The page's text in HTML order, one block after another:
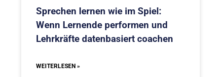
Sprechen lernen wie im Spiel:
Wenn Lernende performen und
Lehrkräfte datenbasiert coachen
WEITERLESEN »